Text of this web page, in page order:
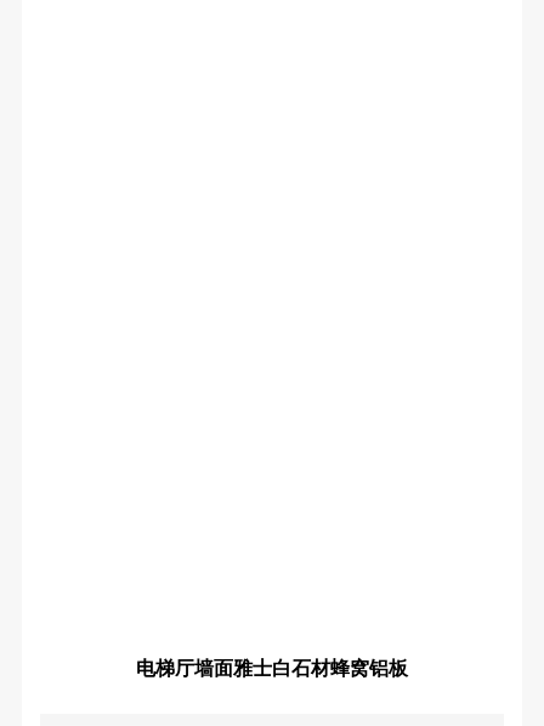
电梯厅墙面雅士白石材蜂窝铝板